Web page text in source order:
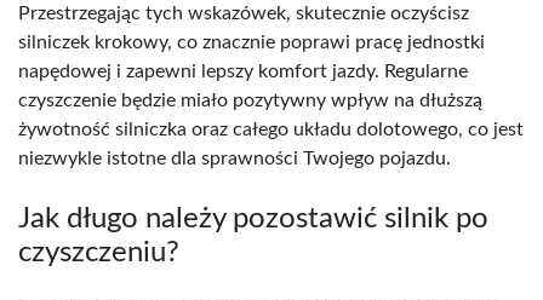
Przestrzegając tych wskazówek, skutecznie oczyścisz
silniczek krokowy, co znacznie poprawi pracę jednostki
napędowej i zapewni lepszy komfort jazdy. Regularne
czyszczenie będzie miało pozytywny wpływ na dłuższą
żywotność silniczka oraz całego układu dolotowego, co jest
niezwykle istotne dla sprawności Twojego pojazdu.
Jak długo należy pozostawić silnik po
czyszczeniu?